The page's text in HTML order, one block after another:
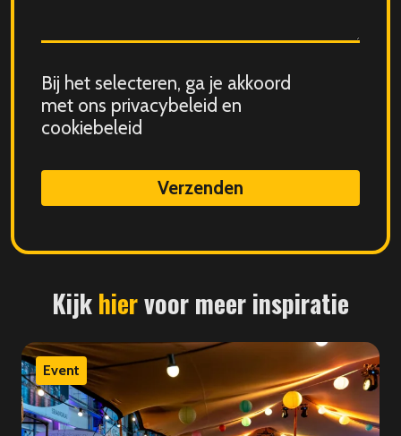
Consent
for
storing
data
Bij het selecteren, ga je akkoord
met ons privacybeleid en
cookiebeleid
Kijkhiervoor meer inspiratie
Event